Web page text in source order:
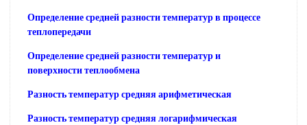
Определение средней разности температур в процессе
теплопередачи
Определение средней разности температур и
поверхности теплообмена
Разность температур средняя арифметическая
Разность температур средняя логарифмическая